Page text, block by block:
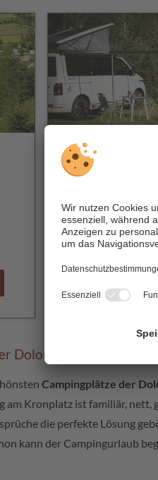
Alpen Natur
Rasen/
Dolomitenregion
Campingplätze der
am Kronplatz ist familiär, nett,
die perfekte Lösung
kann der Campingurlaub